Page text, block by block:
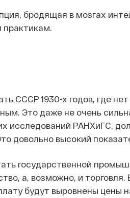
бродящая в мозгах
практикам.
СССР 1930-х годов, где
Это даже не очень
исследований РАНХиГС,
довольно высокий
государственной
а, возможно, и
будут выровнены цены